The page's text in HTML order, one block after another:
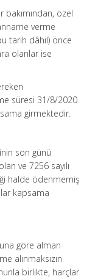
özel
verme
tarih dâhil) önce
olanlar ise
süresi 31/8/2020
girmektedir.
son günü
ve 7256 sayılı
halde ödenmemiş
kapsama
göre alman
alınmaksızın
birlikte, harçlar